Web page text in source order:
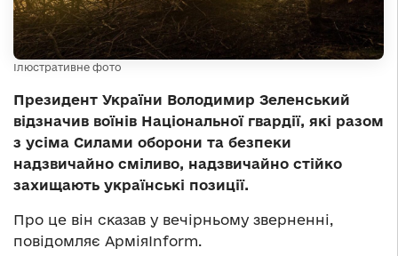
Ілюстративне фото
Президент України Володимир Зеленський
відзначив воїнів Національної гвардії, які разом
з усіма Силами оборони та безпеки
надзвичайно сміливо, надзвичайно стійко
захищають українські позиції.
Про це він сказав у вечірньому зверненні,
повідомляє АрміяInform.